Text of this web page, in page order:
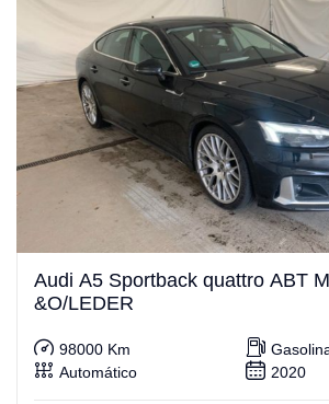
Audi A5 Sportback quattro ABT
&O/LEDER
98000 Km
Automático
2020